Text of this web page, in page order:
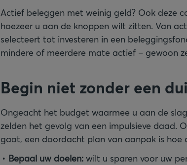
Actief beleggen met weinig geld? Ook deze
hoezeer u aan de knoppen wilt zitten. Van
selecteert tot investeren in een
mindere of meerdere mate actief – gewoon
Begin niet zonder een
Ongeacht het budget waarmee u aan de
zelden het gevolg van een impulsieve daad.
gaat, een doordacht plan van aanpak is hoe
Bepaal uw doelen: wilt u sparen voor uw